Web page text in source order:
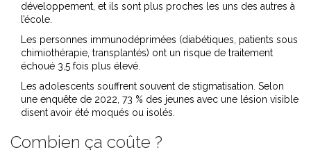
développement, et ils sont plus proches les uns des autres à
l’école.
Les personnes immunodéprimées (diabétiques, patients sous
chimiothérapie, transplantés) ont un risque de traitement
échoué 3,5 fois plus élevé.
Les adolescents souffrent souvent de stigmatisation. Selon
une enquête de 2022, 73 % des jeunes avec une lésion visible
disent avoir été moqués ou isolés.
Combien ça coûte ?